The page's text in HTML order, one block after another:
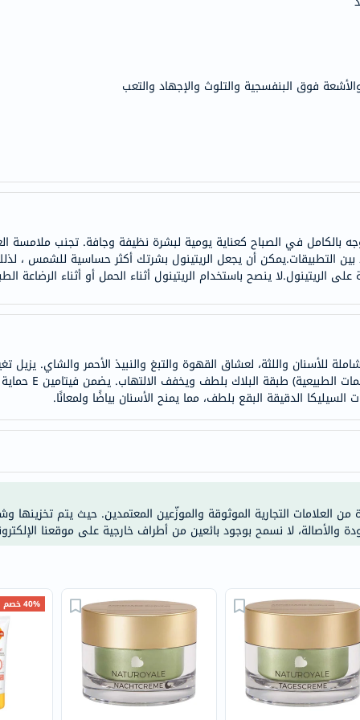
essence
true-
الصحة
والمكملات
أساسيات
العناية
خسارة
الوزن
فحص
صحي
باقة
الصحي
Original
اختبار
التحسس
الحالة
الصحية
البشرة
فوق البنفسجية والتلوث والإجهاد والتعب
في الصباح كعناية يومية لبشرة نظيفة وجافة. تجنب ملامسة
بين التطبيقات.يمكن أن يجعل الريتينول بشرتك أكثر حساسية للشمس ،
الريتينول.لا ينصح باستخدام الريتينول أثناء الحمل أو أثناء الرضاعة
للأسنان واللثة، لعشاق القهوة والتبغ والنبيذ الأحمر والشاي. يزيل
السيليكا الدقيقة البقع بلطف، مما يمنح الأسنان بياضًا ولمعانًا.
من العلامات التجارية الموثوقة والموزّعين المعتمدين. حيث يتم تخزينها
والأصالة، لا نسمح بوجود بائعين من أطراف خارجية على موقعنا
40% خصم